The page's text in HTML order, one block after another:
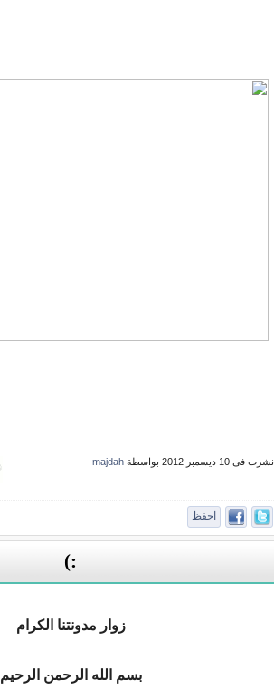
نشرت فى 10 ديسمبر 2012 بواسطة majdah
احفظ
:)
زوار مدونتنا الكرام
بسم الله الرحمن الرحيم